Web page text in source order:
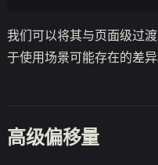
我们可以将其与页面级过
于使用场景可能存在的差
高级偏移量